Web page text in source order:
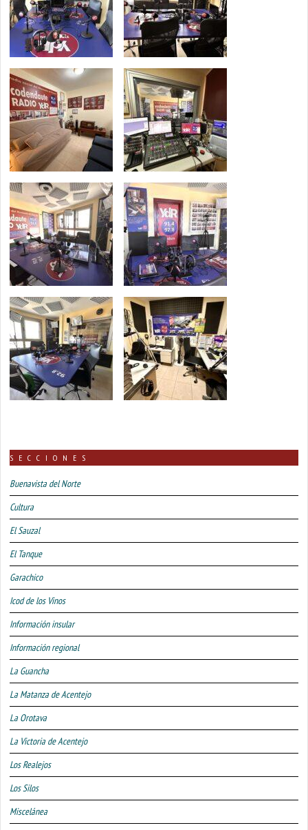
SECCIONES
Buenavista del Norte
Cultura
El Sauzal
El Tanque
Garachico
Icod de los Vinos
Información insular
Información regional
La Guancha
La Matanza de Acentejo
La Orotava
La Victoria de Acentejo
Los Realejos
Los Silos
Miscelánea